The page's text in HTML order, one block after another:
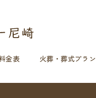
金表 火葬・葬式プラン